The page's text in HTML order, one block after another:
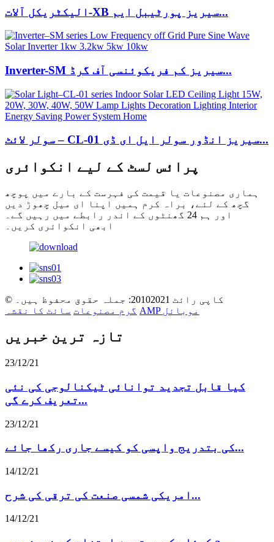
الیکٹریکل آلات-XB سیریز پورٹیبل ایم...
Inverter-SM سیریز کم فریکوئنسی آف گرڈ...
سولر لائٹ – CL-01 سیریز انڈور سولر ایل ای ڈی...
پرائس لسٹ کے لیے انکوائری
ہماری مصنوعات یا قیمت کی فہرست کے بارے میں پوچھ
گچھ کے لئے، براہ کرم ہمیں اپنا ای میل چھوڑ دیں
اور ہم 24 گھنٹوں کے اندر رابطے میں رہیں گے۔
ابھی انکوائری کریں۔
© کاپی رائٹ 20102021: جملہ حقوق محفوظ ہیں۔
گرم مصنوعات سائٹ کا نقشہ AMP موبائل
تازہ ترین خبریں
23/12/21
کیا قابل تجدید توانائی ٹیکنالوجی کی نئی
تعریف کرے گی...
23/12/21
کی بتدریج واپسی کو کیسے جاری رکھا جائے...
14/12/21
امریکی شمسی صنعت کی ترقی کی شرح...
14/12/21